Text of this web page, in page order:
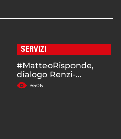
SERVIZI
#MatteoRisponde,
dialogo Renzi-...
6506